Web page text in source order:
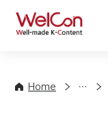
WelCon
Home
사